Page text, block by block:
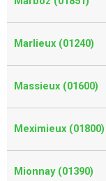
Marlieux (01240)
Massieux (01600)
Meximieux (01800)
Mionnay (01390)